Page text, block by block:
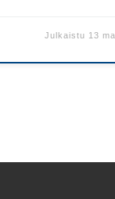
Julkaistu 13